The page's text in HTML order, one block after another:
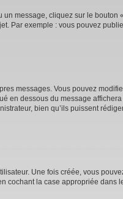
message, cliquez sur le bouton
Par exemple : vous pouvez
messages. Vous pouvez
dessous du message
bien qu’ils puissent
Une fois créée, vous
la case appropriée dans